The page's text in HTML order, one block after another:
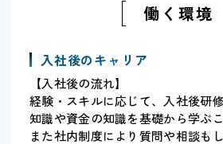
働く環境
入社後のキャリア
【入社後の流れ】
経験・スキルに応じて、入社後研
知識や資金の知識を基礎から学ぶ
また社内制度により質問や相談も